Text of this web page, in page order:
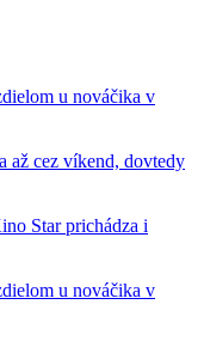
u nováčika v
až cez víkend, dovtedy
Star prichádza i
u nováčika v